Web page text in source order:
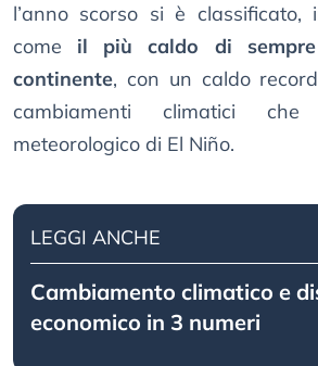
l’anno scorso si è classificato,
come il più caldo di
continente, con un caldo
cambiamenti climatici che
meteorologico di El Niño.
LEGGI ANCHE
Cambiamento climatico e
economico in 3 numeri